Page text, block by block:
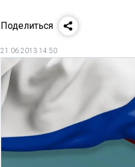
Поделиться
21.06.2013 14:50